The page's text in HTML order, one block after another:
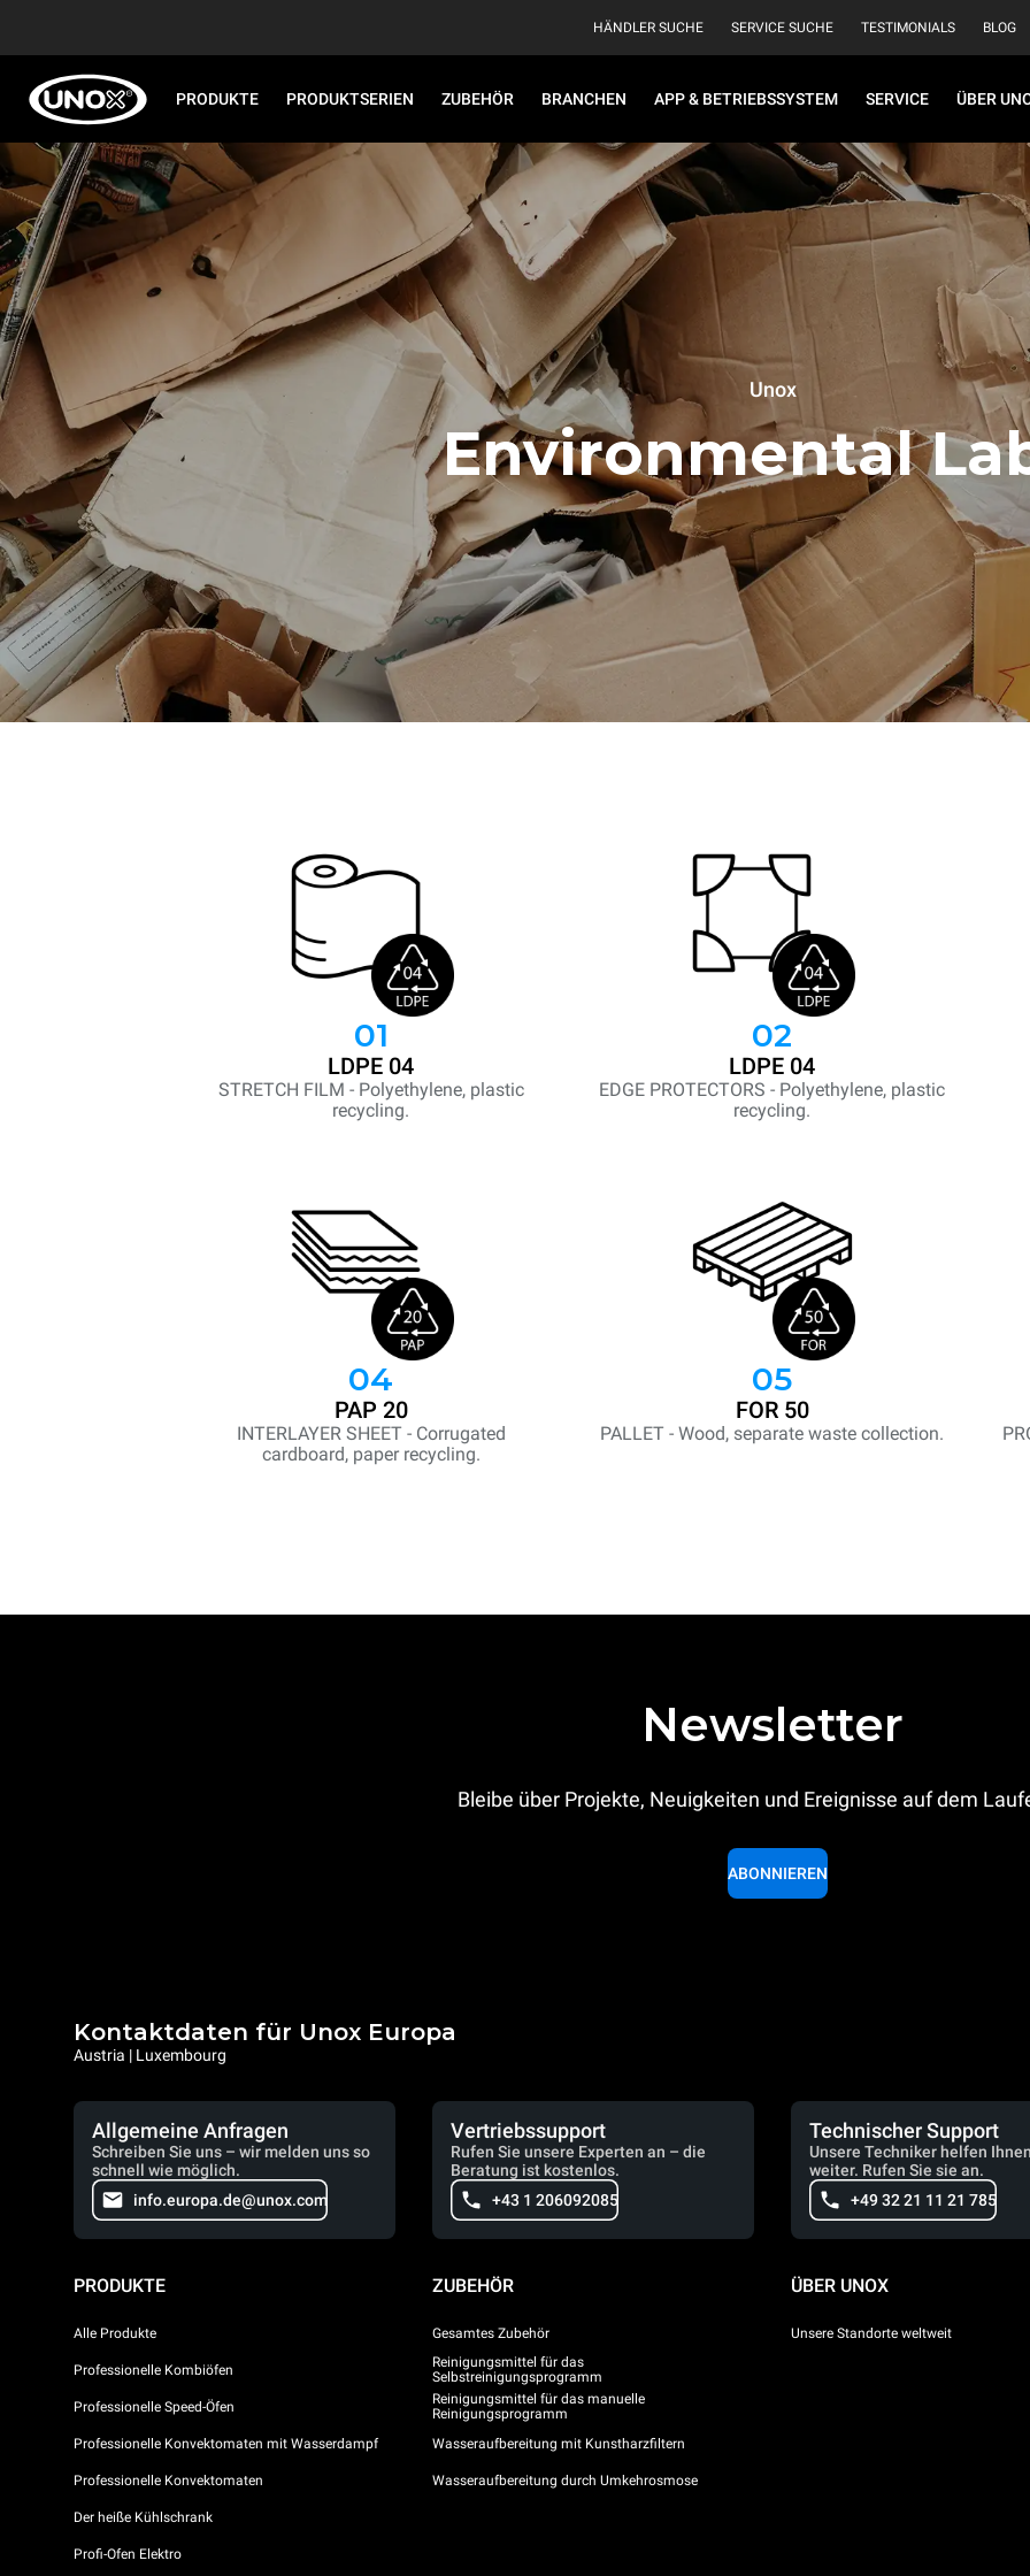
HÄNDLER SUCHE SERVICE SUCHE TESTIMONIALS BLOG
PRODUKTE PRODUKTSERIEN ZUBEHÖR BRANCHEN APP & BETRIEBSSYSTEM SERVICE ÜBER
Unox
Environmental
01
LDPE 04
STRETCH FILM - Polyethylene, plastic
recycling.
02
LDPE 04
EDGE PROTECTORS - Polyethylene, plastic
recycling.
04
PAP 20
INTERLAYER SHEET - Corrugated
cardboard, paper recycling.
05
FOR 50
PALLET - Wood, separate waste collection.
Newsletter
Bleibe über Projekte, Neuigkeiten und Ereignisse auf dem
ABONNIEREN
Kontaktdaten für Unox Europa
Austria | Luxembourg
Allgemeine Anfragen
Schreiben Sie uns – wir melden uns so
schnell wie möglich.
info.europa.de@unox.com
Vertriebssupport
Rufen Sie unsere Experten an – die
Beratung ist kostenlos.
+43 1 206092085
Technischer Support
Unsere Techniker helfen
weiter. Rufen Sie sie an.
+49 32 21 11 21 785
PRODUKTE
Alle Produkte
Professionelle Kombiöfen
Professionelle Speed-Öfen
Professionelle Konvektomaten mit Wasserdampf
Professionelle Konvektomaten
Der heiße Kühlschrank
Profi-Ofen Elektro
ZUBEHÖR
Gesamtes Zubehör
Reinigungsmittel für das
Selbstreinigungsprogramm
Reinigungsmittel für das manuelle
Reinigungsprogramm
Wasseraufbereitung mit Kunstharzfiltern
Wasseraufbereitung durch Umkehrosmose
ÜBER UNOX
Unsere Standorte weltweit